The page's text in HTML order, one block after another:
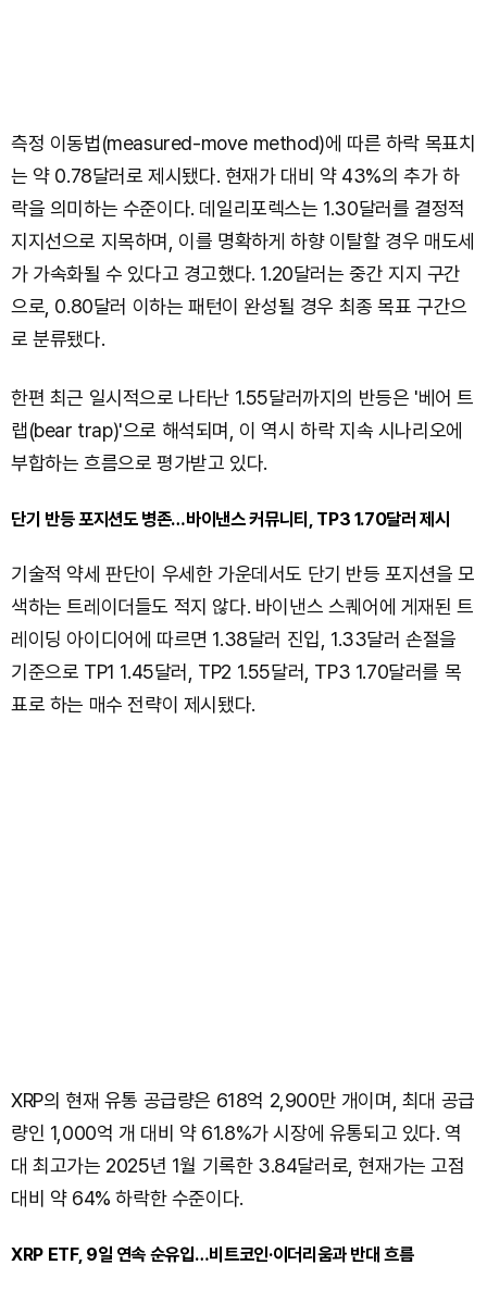
측정 이동법(measured-move method)에 따른 하락 목표치
는 약 0.78달러로 제시됐다. 현재가 대비 약 43%의 추가 하
락을 의미하는 수준이다. 데일리포렉스는 1.30달러를 결정적
지지선으로 지목하며, 이를 명확하게 하향 이탈할 경우 매도세
가 가속화될 수 있다고 경고했다. 1.20달러는 중간 지지 구간
으로, 0.80달러 이하는 패턴이 완성될 경우 최종 목표 구간으
로 분류됐다.
한편 최근 일시적으로 나타난 1.55달러까지의 반등은 '베어 트
랩(bear trap)'으로 해석되며, 이 역시 하락 지속 시나리오에
부합하는 흐름으로 평가받고 있다.
단기 반등 포지션도 병존…바이낸스 커뮤니티, TP3 1.70달러 제시
기술적 약세 판단이 우세한 가운데서도 단기 반등 포지션을 모
색하는 트레이더들도 적지 않다. 바이낸스 스퀘어에 게재된 트
레이딩 아이디어에 따르면 1.38달러 진입, 1.33달러 손절을
기준으로 TP1 1.45달러, TP2 1.55달러, TP3 1.70달러를 목
표로 하는 매수 전략이 제시됐다.
XRP의 현재 유통 공급량은 618억 2,900만 개이며, 최대 공급
량인 1,000억 개 대비 약 61.8%가 시장에 유통되고 있다. 역
대 최고가는 2025년 1월 기록한 3.84달러로, 현재가는 고점
대비 약 64% 하락한 수준이다.
XRP ETF, 9일 연속 순유입…비트코인·이더리움과 반대 흐름